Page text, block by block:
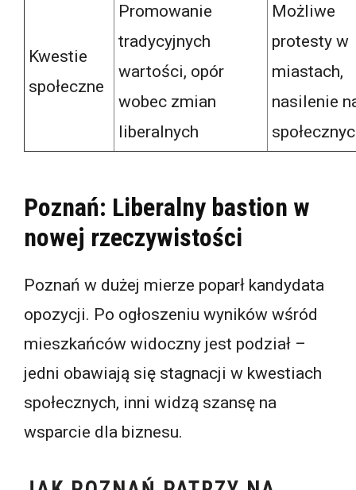
Kwestie
społeczne
Promowanie
tradycyjnych
wartości, opór
wobec zmian
liberalnych
Możliwe
protesty w
miastach,
nasilenie
Poznań: Liberalny bastion w
nowej rzeczywistości
Poznań w dużej mierze poparł kandydata
opozycji. Po ogłoszeniu wyników wśród
mieszkańców widoczny jest podział –
jedni obawiają się stagnacji w kwestiach
społecznych, inni widzą szansę na
wsparcie dla biznesu.